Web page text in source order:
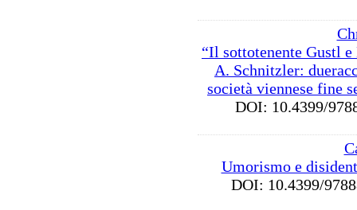
“Il sottotenente Gustl
A. Schnitzler:
società viennese fine
DOI: 10.4399/
Umorismo e
DOI: 10.4399/